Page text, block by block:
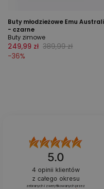
Buty młodzieżowe Emu
- czarne
Buty zimowe
249,99 zł 389,99 zł
-36%
5.0
4opinii klientów
z całego okresu
zebranych i zweryfikowanych przez